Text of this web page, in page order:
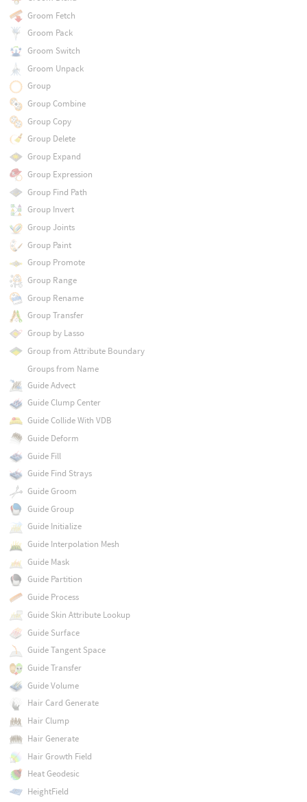
Groom Fetch
Groom Pack
Groom Switch
Groom Unpack
Group
Group Combine
Group Copy
Group Delete
Group Expand
Group Expression
Group Find Path
Group Invert
Group Joints
Group Paint
Group Promote
Group Range
Group Rename
Group Transfer
Group by Lasso
Group from Attribute Boundary
Groups from Name
Guide Advect
Guide Clump Center
Guide Collide With VDB
Guide Deform
Guide Fill
Guide Find Strays
Guide Groom
Guide Group
Guide Initialize
Guide Interpolation Mesh
Guide Mask
Guide Partition
Guide Process
Guide Skin Attribute Lookup
Guide Surface
Guide Tangent Space
Guide Transfer
Guide Volume
Hair Card Generate
Hair Clump
Hair Generate
Hair Growth Field
Heat Geodesic
HeightField